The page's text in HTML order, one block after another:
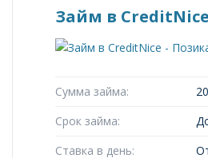
Займ в CreditNice
Сумма займа:
Срок займа:
Ставка в день: